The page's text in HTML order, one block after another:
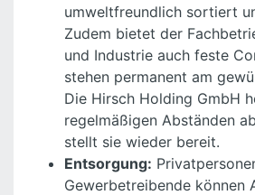
umweltfreundlich sortiert
Zudem bietet der
und Industrie auch feste
stehen permanent am
Die Hirsch Holding GmbH
regelmäßigen Abständen
stellt sie wieder bereit.
Entsorgung:
Gewerbetreibende können